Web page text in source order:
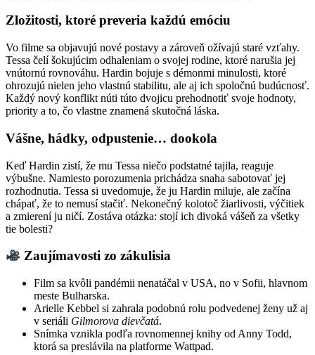
Zložitosti, ktoré preveria každú emóciu
Vo filme sa objavujú nové postavy a zároveň ožívajú staré vzťahy.
Tessa čelí šokujúcim odhaleniam o svojej rodine, ktoré narušia jej
vnútornú rovnováhu. Hardin bojuje s démonmi minulosti, ktoré
ohrozujú nielen jeho vlastnú stabilitu, ale aj ich spoločnú budúcnosť.
Každý nový konflikt núti túto dvojicu prehodnotiť svoje hodnoty,
priority a to, čo vlastne znamená skutočná láska.
Vášne, hádky, odpustenie… dookola
Keď Hardin zistí, že mu Tessa niečo podstatné tajila, reaguje
výbušne. Namiesto porozumenia prichádza snaha sabotovať jej
rozhodnutia. Tessa si uvedomuje, že ju Hardin miluje, ale začína
chápať, že to nemusí stačiť. Nekonečný kolotoč žiarlivosti, výčitiek
a zmierení ju ničí. Zostáva otázka: stojí ich divoká vášeň za všetky
tie bolesti?
Zaujímavosti zo zákulisia
Film sa kvôli pandémii nenatáčal v USA, no v Sofii, hlavnom
meste Bulharska.
Arielle Kebbel si zahrala podobnú rolu podvedenej ženy už aj
v seriáli Gilmorova dievčatá.
Snímka vznikla podľa rovnomennej knihy od Anny Todd,
ktorá sa preslávila na platforme Wattpad.